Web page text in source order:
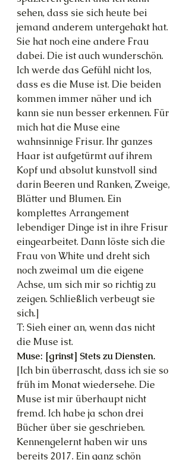
sehen, dass sie sich heute bei
jemand anderem untergehakt hat.
Sie hat noch eine andere Frau
dabei. Die ist auch wunderschön.
Ich werde das Gefühl nicht los,
dass es die Muse ist. Die beiden
kommen immer näher und ich
kann sie nun besser erkennen. Für
mich hat die Muse eine
wahnsinnige Frisur. Ihr ganzes
Haar ist aufgetürmt auf ihrem
Kopf und absolut kunstvoll sind
darin Beeren und Ranken, Zweige,
Blätter und Blumen. Ein
komplettes Arrangement
lebendiger Dinge ist in ihre Frisur
eingearbeitet. Dann löste sich die
Frau von White und dreht sich
noch zweimal um die eigene
Achse, um sich mir so richtig zu
zeigen. Schließlich verbeugt sie
sich.]
T: Sieh einer an, wenn das nicht
die Muse ist.
Muse: [grinst] Stets zu Diensten.
[Ich bin überrascht, dass ich sie so
früh im Monat wiedersehe. Die
Muse ist mir überhaupt nicht
fremd. Ich habe ja schon drei
Bücher über sie geschrieben.
Kennengelernt haben wir uns
bereits 2017. Ein ganz schön